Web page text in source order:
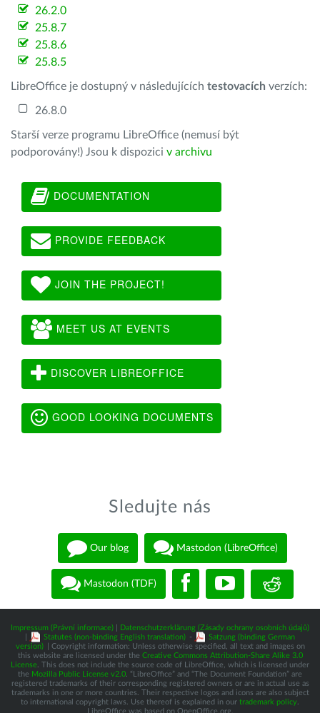
26.2.0
25.8.7
25.8.6
25.8.5
LibreOffice je dostupný v následujících testovacích verzích:
26.8.0
Starší verze programu LibreOffice (nemusí být
podporovány!) Jsou k dispozici v archivu
DOCUMENTATION
PROVIDE FEEDBACK
JOIN THE PROJECT!
MEET US AT EVENTS
DISCOVER LIBREOFFICE
GOOD LOOKING DOCUMENTS
Sledujte nás
Our blog Mastodon (LibreOffice)
Mastodon (TDF)
Impressum (Právní informace)
Datenschutzerklärung (Zásady ochrany osobních údajů)
Statutes (non-binding English translation) -
Satzung (binding German
version)
| Copyright information: Unless otherwise specified, all text and images on
this website are licensed under the Creative Commons Attribution-Share Alike 3.0
License . This does not include the source code of LibreOffice, which is licensed under
the Mozilla Public License v2.0 . “LibreOffice” and “The Document Foundation” are
registered trademarks of their corresponding registered owners or are in actual use as
trademarks in one or more countries. Their respective logos and icons are also subject
to international copyright laws. Use thereof is explained in our trademark policy
LibreOffice was based on OpenOffice.org.